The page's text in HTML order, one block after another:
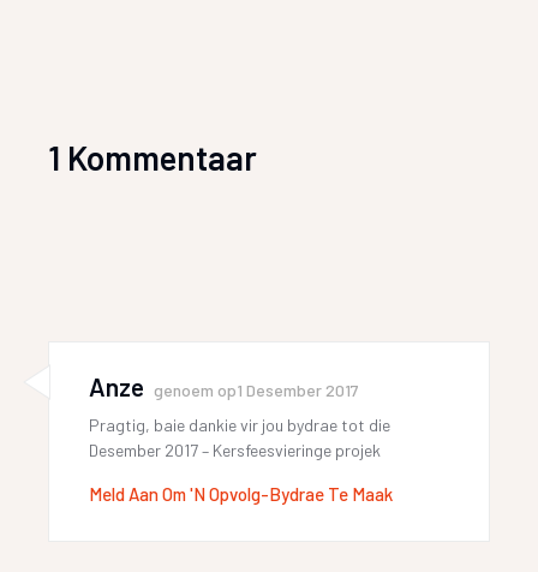
1 Kommentaar
Anze genoem op1 Desember 2017
Pragtig, baie dankie vir jou bydrae tot die
Desember 2017 – Kersfeesvieringe projek
Meld Aan Om 'n Opvolg-Bydrae Te Maak